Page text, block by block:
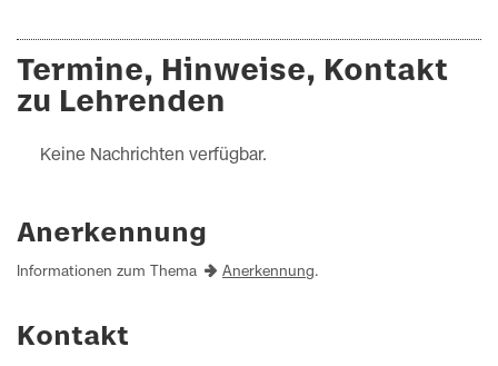
Termine, Hinweise, Kontakt
zu Lehrenden
Keine Nachrichten verfügbar.
Anerkennung
Informationen zum Thema Anerkennung.
Kontakt